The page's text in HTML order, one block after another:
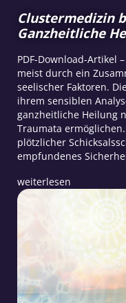
Clustermedizin
Ganzheitliche
PDF-Download-Artikel
meist durch ein
seelischer Faktoren.
ihrem sensiblen
ganzheitliche Heilung
Traumata
plötzlicher
empfundenes
weiterlesen